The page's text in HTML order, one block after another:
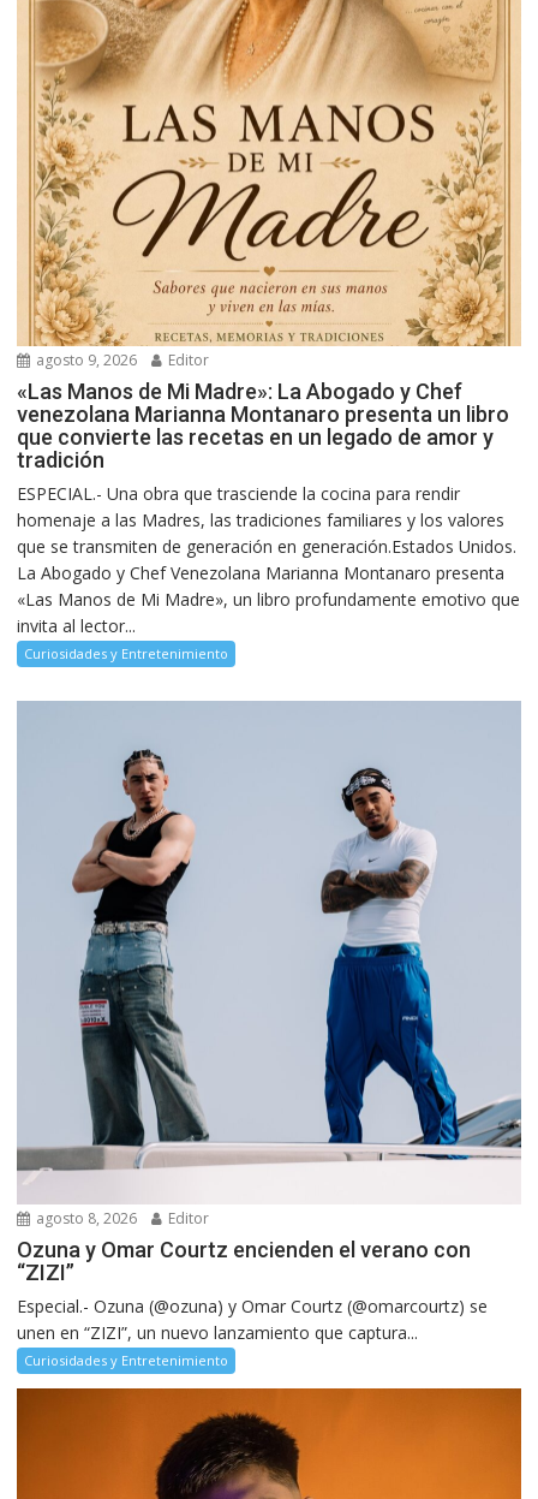
agosto 9, 2026 Editor
«Las Manos de Mi Madre»: La Abogado y Chef
venezolana Marianna Montanaro presenta un libro
que convierte las recetas en un legado de amor y
tradición
ESPECIAL.- Una obra que trasciende la cocina para rendir
homenaje a las Madres, las tradiciones familiares y los valores
que se transmiten de generación en generación.Estados Unidos.
La Abogado y Chef Venezolana Marianna Montanaro presenta
«Las Manos de Mi Madre», un libro profundamente emotivo que
invita al lector...
Curiosidades y Entretenimiento
agosto 8, 2026 Editor
Ozuna y Omar Courtz encienden el verano con
“ZIZI”
Especial.- Ozuna (@ozuna) y Omar Courtz (@omarcourtz) se
unen en “ZIZI”, un nuevo lanzamiento que captura...
Curiosidades y Entretenimiento